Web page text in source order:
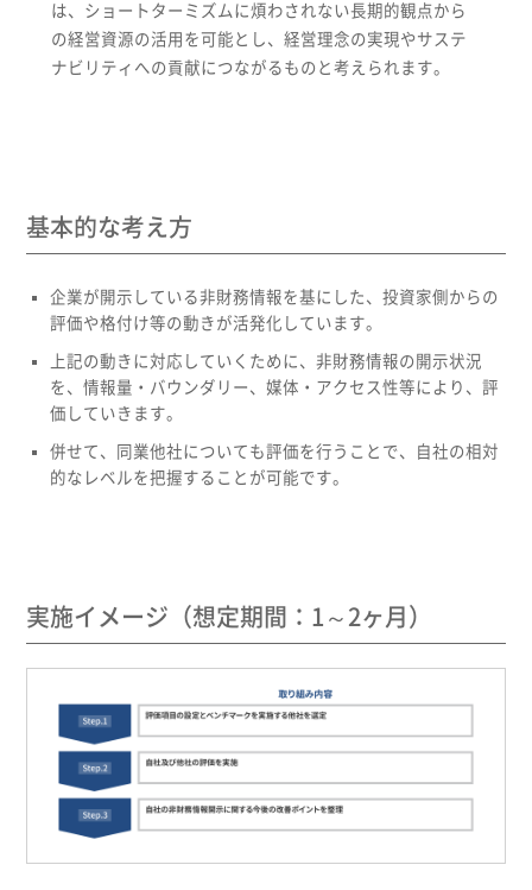
は、ショートターミズムに煩わされない長期的観点から
の経営資源の活用を可能とし、経営理念の実現やサステ
ナビリティへの貢献につながるものと考えられます。
基本的な考え方
企業が開示している非財務情報を基にした、投資家側からの
評価や格付け等の動きが活発化しています。
上記の動きに対応していくために、非財務情報の開示状況
を、情報量・バウンダリー、媒体・アクセス性等により、評
価していきます。
併せて、同業他社についても評価を行うことで、自社の相対
的なレベルを把握することが可能です。
実施イメージ（想定期間：1～2ヶ月）